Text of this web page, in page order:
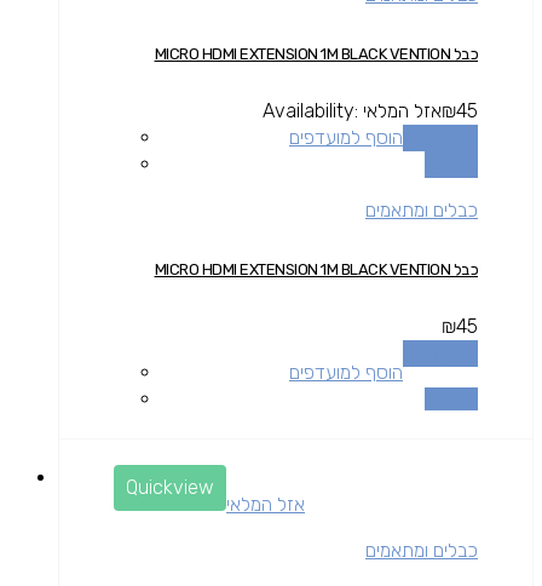
כבל MICRO HDMI EXTENSION 1M BLACK VENTION
₪45
Availability: אזל המלאי
הוסף למועדפים
כבלים ומתאמים
כבל MICRO HDMI EXTENSION 1M BLACK VENTION
₪45
הוסף למועדפים
Quickview
אזל המלאי
כבלים ומתאמים